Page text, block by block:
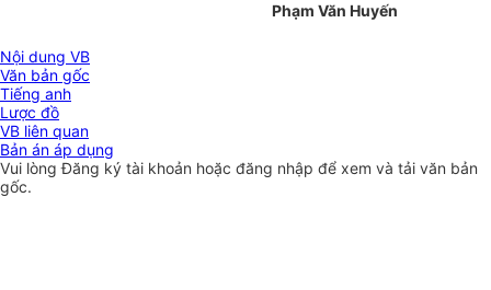
Phạm Văn Huyến
Nội dung VB
Văn bản gốc
Tiếng anh
Lược đồ
VB liên quan
Bản án áp dụng
Vui lòngĐăng ký tài khoản hoặc đăng nhập để xem và tải văn bản
gốc.